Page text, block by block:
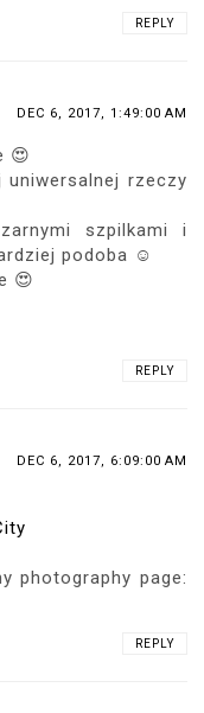
REPLY
DEC 6, 2017, 1:49:00 AM
😍
uniwersalnej rzeczy
szpilkami i
podoba ☺
😍
REPLY
DEC 6, 2017, 6:09:00 AM
photography page:
REPLY